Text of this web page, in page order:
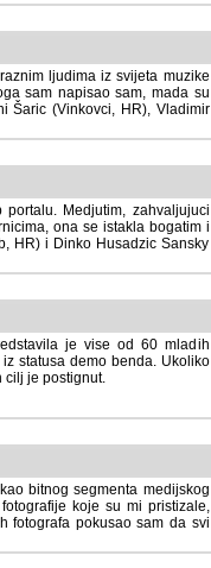
ljudima iz svijeta muzike
sam napisao sam, mada su
Šaric (Vinkovci, HR), Vladimir
Medjutim, zahvaljujuci veliki
ona se istakla bogatim i
HR) i Dinko Husadzic Sansky
je vise od 60 mladih
demo benda. Ukoliko im
je postignut.
bitnog segmenta medijskog
koje su mi pristizale,
fotografa pokusao sam da svi